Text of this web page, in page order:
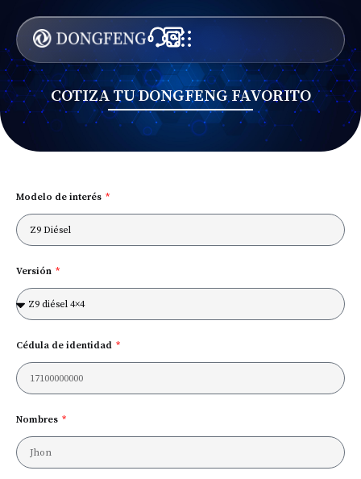
COTIZA TU DONGFENG FAVORITO
Modelo de interés
Versión
Cédula de identidad
Nombres